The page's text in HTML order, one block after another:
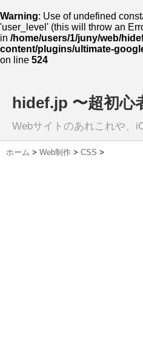
Warning: Use of undefined
'user_level' (this will throw an
in /home/users/1/juny/web/
content/plugins/ultimate-
on line 524
hidef.jp 〜超初心
Webサイトのあれこれや、
ホーム > Web制作 > CSS >